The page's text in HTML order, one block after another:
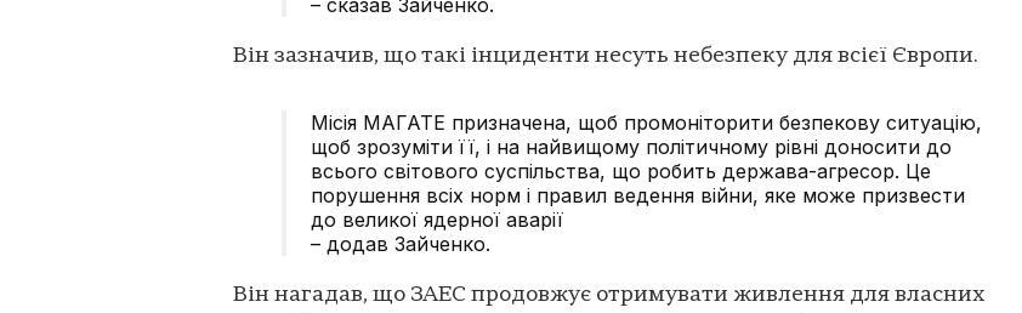
Він зазначив, що такі інциденти несуть небезпеку для всієї Європи.
Місія МАГАТЕ призначена, щоб промоніторити безпекову ситуацію,
щоб зрозуміти її, і на найвищому політичному рівні доносити до
всього світового суспільства, що робить держава-агресор. Це
порушення всіх норм і правил ведення війни, яке може призвести
до великої ядерної аварії
– додав Зайченко.
Він нагадав, що ЗАЕС продовжує отримувати живлення для власних